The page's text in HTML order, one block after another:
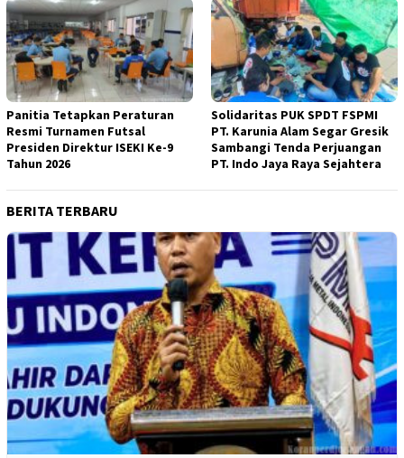
Panitia Tetapkan Peraturan
Resmi Turnamen Futsal
Presiden Direktur ISEKI Ke-9
Tahun 2026
Solidaritas PUK SPDT FSPMI
PT. Karunia Alam Segar Gresik
Sambangi Tenda Perjuangan
PT. Indo Jaya Raya Sejahtera
BERITA TERBARU